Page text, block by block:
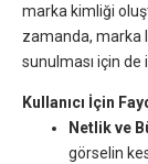
marka kimliği
zamanda, marka
sunulması için de
Kullanıcı İçin
Netlik ve
görselin